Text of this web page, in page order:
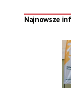
Najnowsze